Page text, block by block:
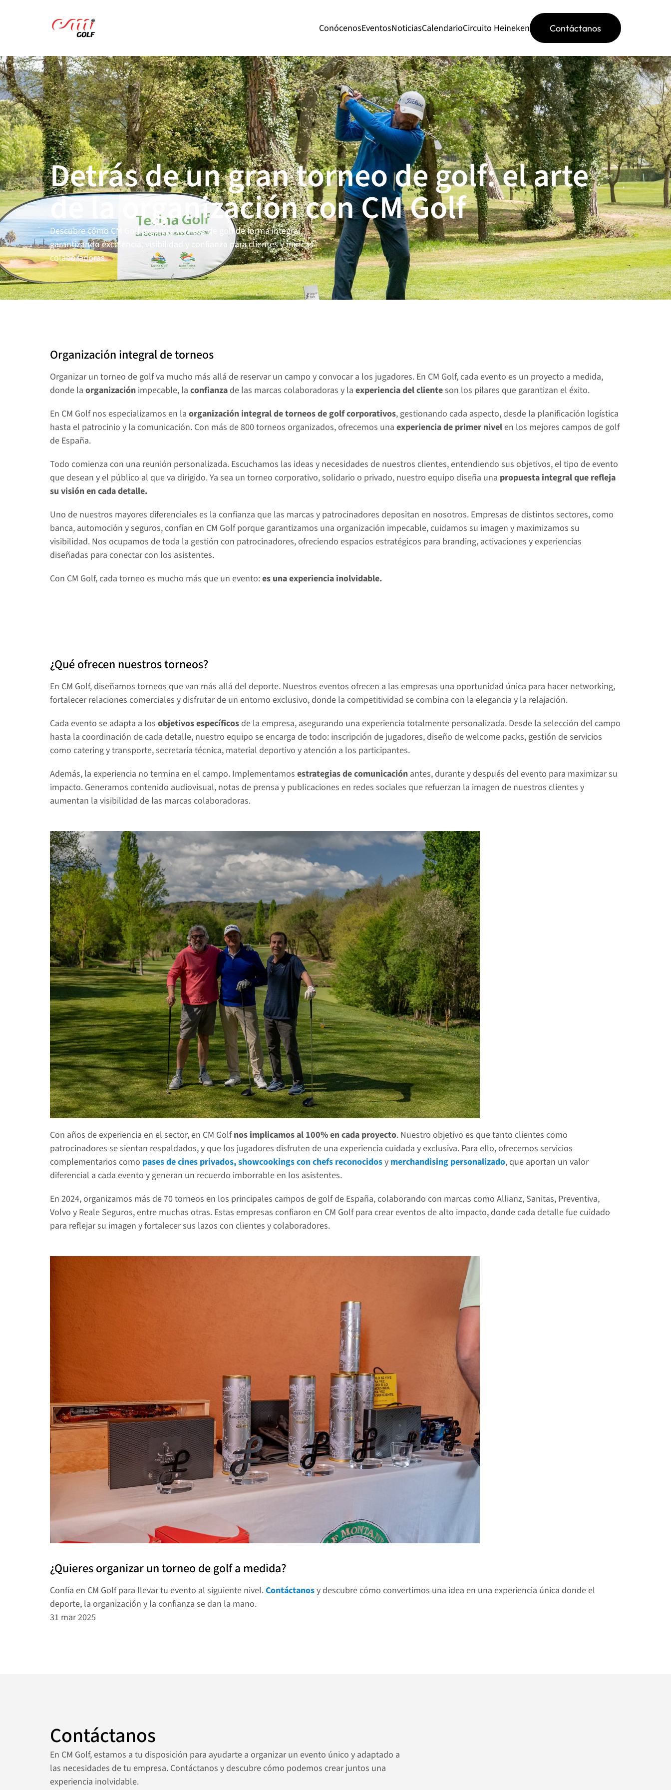
Detrás de un gran torneo de golf: el arte
de la organización con CM Golf
Descubre cómo CM Golf organiza torneos de golf de forma integral,
garantizando excelencia, visibilidad y confianza para clientes y marcas
colaboradoras.
ConócenosEventosNoticiasCalendarioCircuito Heineken Contáctanos
Organización integral de torneos
Organizar un torneo de golf va mucho más allá de reservar un campo y convocar a los jugadores. En CM Golf, cada evento es un proyecto a medida,
donde la organización impecable, la confianza de las marcas colaboradoras y la experiencia del cliente son los pilares que garantizan el éxito.
En CM Golf nos especializamos en la organización integral de torneos de golf corporativos, gestionando cada aspecto, desde la planificación logística
hasta el patrocinio y la comunicación. Con más de 800 torneos organizados, ofrecemos una experiencia de primer nivel en los mejores campos de golf
de España.
Todo comienza con una reunión personalizada. Escuchamos las ideas y necesidades de nuestros clientes, entendiendo sus objetivos, el tipo de evento
que desean y el público al que va dirigido. Ya sea un torneo corporativo, solidario o privado, nuestro equipo diseña una propuesta integral que refleja
su visión en cada detalle.
Uno de nuestros mayores diferenciales es la confianza que las marcas y patrocinadores depositan en nosotros. Empresas de distintos sectores, como
banca, automoción y seguros, confían en CM Golf porque garantizamos una organización impecable, cuidamos su imagen y maximizamos su
visibilidad. Nos ocupamos de toda la gestión con patrocinadores, ofreciendo espacios estratégicos para branding, activaciones y experiencias
diseñadas para conectar con los asistentes.
Con CM Golf, cada torneo es mucho más que un evento: es una experiencia inolvidable.
¿Qué ofrecen nuestros torneos?
En CM Golf, diseñamos torneos que van más allá del deporte. Nuestros eventos ofrecen a las empresas una oportunidad única para hacer networking,
fortalecer relaciones comerciales y disfrutar de un entorno exclusivo, donde la competitividad se combina con la elegancia y la relajación.
Cada evento se adapta a los objetivosespecíficos de la empresa, asegurando una experiencia totalmente personalizada. Desde la selección del campo
hasta la coordinación de cada detalle, nuestro equipo se encarga de todo: inscripción de jugadores, diseño de welcome packs, gestión de servicios
como catering y transporte, secretaría técnica, material deportivo y atención a los participantes.
Además, la experiencia no termina en el campo. Implementamos estrategias de comunicación antes, durante y después del evento para maximizar su
impacto. Generamos contenido audiovisual, notas de prensa y publicaciones en redes sociales que refuerzan la imagen de nuestros clientes y
aumentan la visibilidad de las marcas colaboradoras.
Con años de experiencia en el sector, en CM Golf nos implicamos al 100% en cada proyecto. Nuestro objetivo es que tanto clientes como
patrocinadores se sientan respaldados, y que los jugadores disfruten de una experiencia cuidada y exclusiva. Para ello, ofrecemos servicios
complementarios como pases de cines privados, showcookings con chefs reconocidos y merchandising personalizado, que aportan un valor
diferencial a cada evento y generan un recuerdo imborrable en los asistentes.
En 2024, organizamos más de 70 torneos en los principales campos de golf de España, colaborando con marcas como Allianz, Sanitas, Preventiva,
Volvo y Reale Seguros, entre muchas otras. Estas empresas confiaron en CM Golf para crear eventos de alto impacto, donde cada detalle fue cuidado
para reflejar su imagen y fortalecer sus lazos con clientes y colaboradores.
¿Quieres organizar un torneo de golf a medida?
Confía en CM Golf para llevar tu evento al siguiente nivel. Contáctanos y descubre cómo convertimos una idea en una experiencia única donde el
deporte, la organización y la confianza se dan la mano.
31 mar 2025
Contáctanos
En CM Golf, estamos a tu disposición para ayudarte a organizar un evento único y adaptado a
las necesidades de tu empresa. Contáctanos y descubre cómo podemos crear juntos una
experiencia inolvidable.